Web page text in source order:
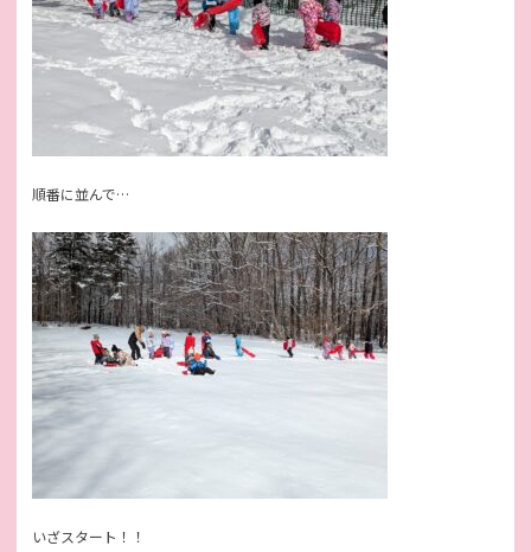
順番に並んで…
いざスタート！！